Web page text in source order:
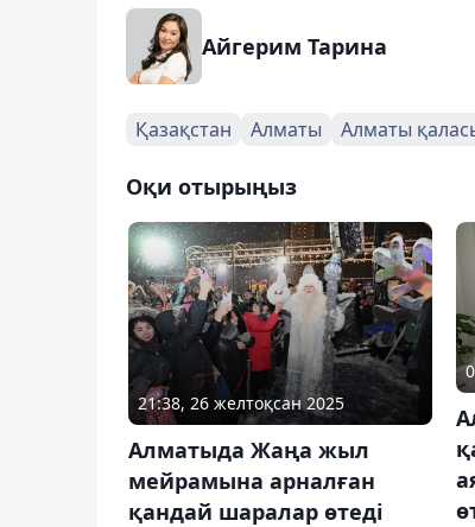
Айгерим Тарина
Қазақстан Алматы Алматы
Оқи отырыңыз
21:38, 26 желтоқсан 2025
Алматыда Жаңа жыл
мейрамына арналған
қандай шаралар өтеді